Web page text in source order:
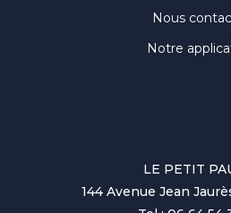
Nous
Notre
LE PETIT
144 Avenue Jean